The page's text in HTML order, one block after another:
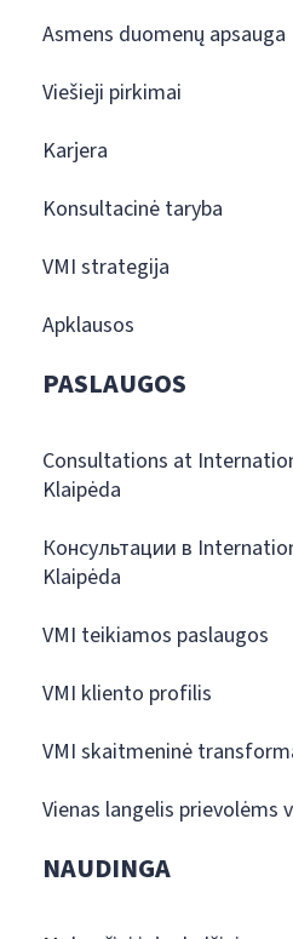
Asmens duomenų apsauga
Viešieji pirkimai
Karjera
Konsultacinė taryba
VMI strategija
Apklausos
PASLAUGOS
Consultations at
Klaipėda
Консультации в
Klaipėda
VMI teikiamos paslaugos
VMI kliento profilis
VMI skaitmeninė
Vienas langelis prievolėms
NAUDINGA